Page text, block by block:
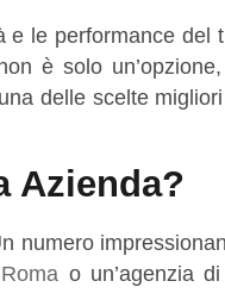
e le performance del
è solo
delle scelte
Azienda?
numero
o un’agenzia di